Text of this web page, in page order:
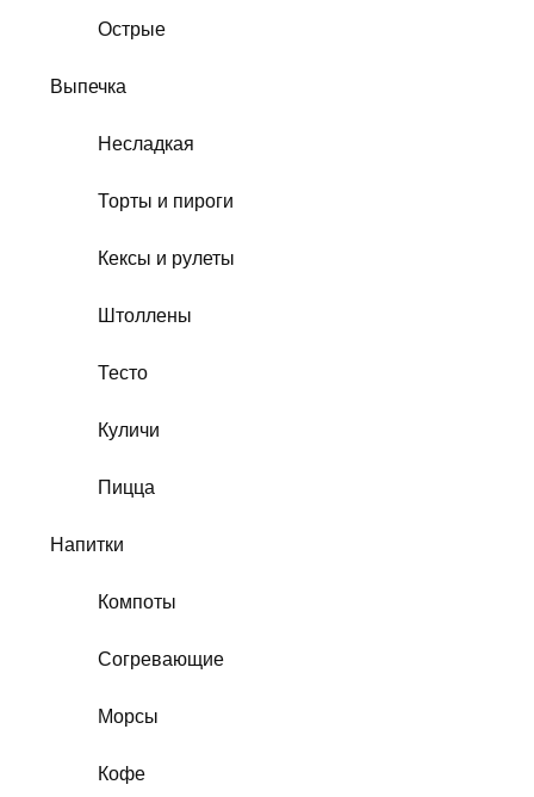
Острые
Выпечка
Несладкая
Торты и пироги
Кексы и рулеты
Штоллены
Тесто
Куличи
Пицца
Напитки
Компоты
Согревающие
Морсы
Кофе